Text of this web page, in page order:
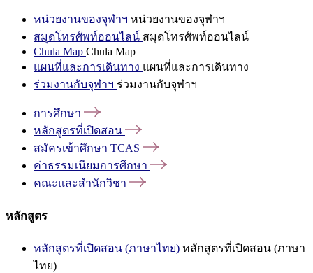
หน่วยงานของจุฬาฯ หน่วยงานของจุฬาฯ
สมุดโทรศัพท์ออนไลน์ สมุดโทรศัพท์ออนไลน์
Chula Map Chula Map
แผนที่และการเดินทาง แผนที่และการเดินทาง
ร่วมงานกับจุฬาฯ ร่วมงานกับจุฬาฯ
การศึกษา
หลักสูตรที่เปิดสอน
สมัครเข้าศึกษา TCAS
ค่าธรรมเนียมการศึกษา
คณะและสำนักวิชา
หลักสูตร
หลักสูตรที่เปิดสอน (ภาษาไทย) หลักสูตรที่เปิดสอน (ภาษา
ไทย)